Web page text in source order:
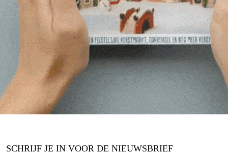
SCHRIJF JE IN VOOR DE NIEUWSBRIEF